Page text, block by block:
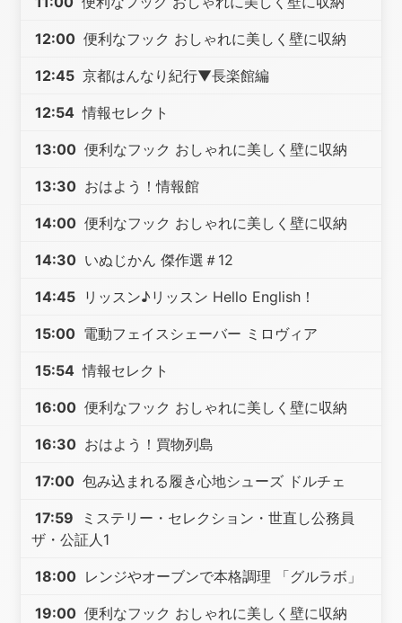
12:00 便利なフック おしゃれに美しく壁に収納
12:45 京都はんなり紀行▼長楽館編
12:54 情報セレクト
13:00 便利なフック おしゃれに美しく壁に収納
13:30 おはよう！情報館
14:00 便利なフック おしゃれに美しく壁に収納
14:30 いぬじかん 傑作選＃12
14:45 リッスン♪リッスン Hello English！
15:00 電動フェイスシェーバー ミロヴィア
15:54 情報セレクト
16:00 便利なフック おしゃれに美しく壁に収納
16:30 おはよう！買物列島
17:00 包み込まれる履き心地シューズ ドルチェ
17:59
ミステリー・セレクション・世直し公務員
ザ・公証人1
18:00 レンジやオーブンで本格調理 「グルラボ」
19:00 便利なフック おしゃれに美しく壁に収納